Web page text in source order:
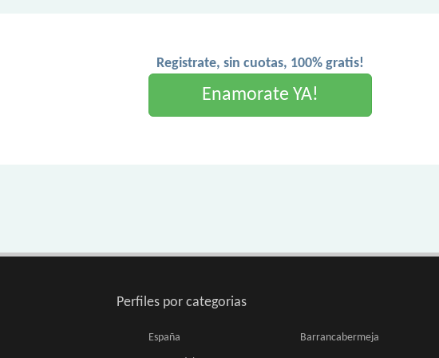
Registrate, sin cuotas, 100% gratis!
Enamorate YA!
Perfiles por categorias
España Barrancabermeja